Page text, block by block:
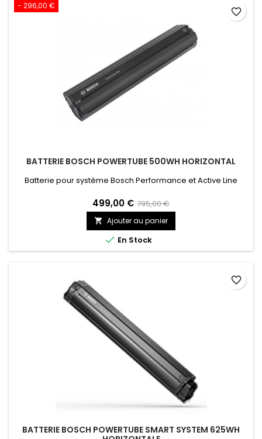
- 296,00 €
BATTERIE BOSCH POWERTUBE 500WH HORIZONTAL
Batterie pour système Bosch Performance et Active Line
499,00 € 795,00 €
 Ajouter au panier
 En Stock
favorite_border
BATTERIE BOSCH POWERTUBE SMART SYSTEM 625WH
favorite_border